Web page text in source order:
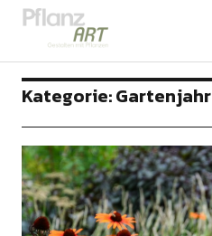
PFLANZART
Kategorie:Gartenjahr